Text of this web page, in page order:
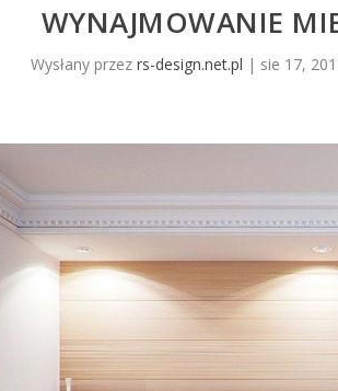
WYNAJMOWANIE
Wysłany przezrs-design.net.pl | sie 17,